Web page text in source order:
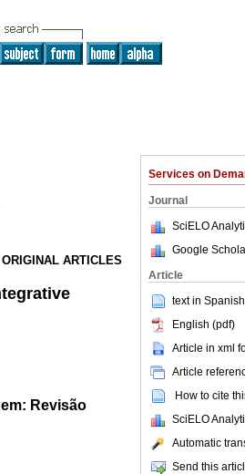
Services on
Journal
SciELO
Google
Article
text in Spanish
English (pdf)
Article in xml
Article
How to cite
SciELO
Automatic
Send this
ORIGINAL ARTICLES
Revisão